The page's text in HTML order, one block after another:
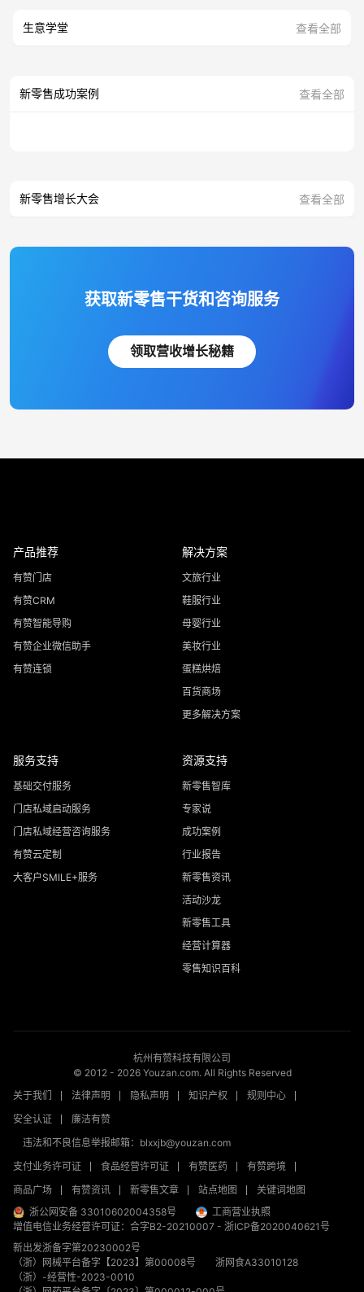
生意学堂 查看全部
新零售成功案例 查看全部
新零售增长大会 查看全部
获取新零售干货和咨询服务
领取营收增长秘籍
产品推荐
有赞门店
有赞CRM
有赞智能导购
有赞企业微信助手
有赞连锁
解决方案
文旅行业
鞋服行业
母婴行业
美妆行业
蛋糕烘焙
百货商场
更多解决方案
服务支持
基础交付服务
门店私域启动服务
门店私域经营咨询服务
有赞云定制
大客户SMILE+服务
资源支持
新零售智库
专家说
成功案例
行业报告
新零售资讯
活动沙龙
新零售工具
经营计算器
零售知识百科
杭州有赞科技有限公司
© 2012 - 2026Youzan.com. All Rights Reserved
关于我们
法律声明 隐私声明 知识产权
规则中心
安全认证
廉洁有赞
违法和不良信息举报邮箱：blxxjb@youzan.com
支付业务许可证
食品经营许可证 有赞医药
有赞跨境
商品广场
有赞资讯 新零售文章 站点地图
关键词地图
浙公网安备 33010602004358号
工商营业执照
增值电信业务经营许可证：合字B2-20210007 - 浙ICP备2020040621号
新出发浙备字第20230002号
（浙）网械平台备字【2023】第00008号
浙网食A33010128
（浙）-经营性-2023-0010